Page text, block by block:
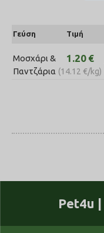
Γεύση Τιμή
Μοσχάρι &
Παντζάρια
1.20 €
(14.12 €/kg)
Pet4u |